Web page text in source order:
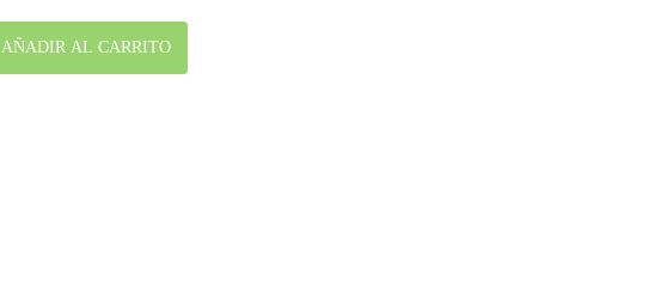
AÑADIR AL CARRITO